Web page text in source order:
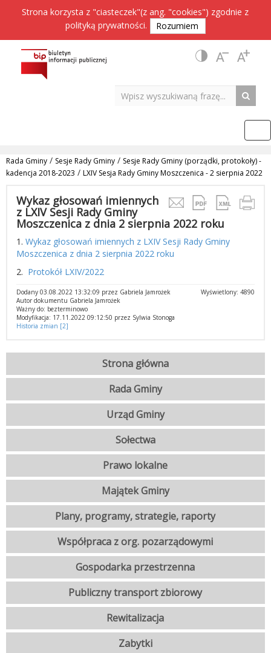
Strona korzysta z "ciasteczek"(z ang. "cookies") zgodnie z
polityką prywatności. Rozumiem
Rada Gminy / Sesje Rady Gminy / Sesje Rady Gminy (porządki, protokoły) -
kadencja 2018-2023 / LXIV Sesja Rady Gminy Moszczenica - 2 sierpnia 2022
Wykaz głosowań imiennych
z LXIV Sesji Rady Gminy
Moszczenica z dnia 2 sierpnia 2022 roku
1. Wykaz głosowań imiennych z LXIV Sesji Rady Gminy
Moszczenica z dnia 2 sierpnia 2022 roku
2. Protokół LXIV/2022
Wyświetlony: 4890
Dodany 03.08.2022 13:32:09 przez Gabriela Jamrożek
Autor dokumentu Gabriela Jamrożek
Ważny do: bezterminowo
Modyfikacja: 17.11.2022 09:12:50 przez Sylwia Stonoga
Historia zmian [2]
Strona główna
Rada Gminy
Urząd Gminy
Sołectwa
Prawo lokalne
Majątek Gminy
Plany, programy, strategie, raporty
Współpraca z org. pozarządowymi
Gospodarka przestrzenna
Publiczny transport zbiorowy
Rewitalizacja
Zabytki